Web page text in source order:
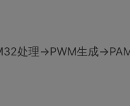
处理→PWM生成